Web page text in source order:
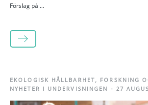
Förslag på ...
LÄS MER
EKOLOGISK HÅLLBARHET, FORSKNING
NYHETER I UNDERVISNINGEN - 27